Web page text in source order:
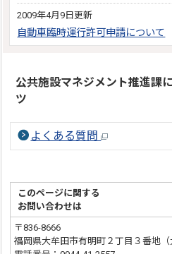
2009年4月9日更新
自動車臨時運行許可申請について
公共施設マネジメント推進課
ツ
よくある質問
このページに関する
お問い合わせは
〒836-8666
福岡県大牟田市有明町２丁目３番地（